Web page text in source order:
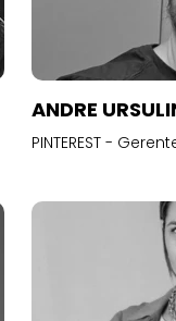
ANDRE
PINTEREST -